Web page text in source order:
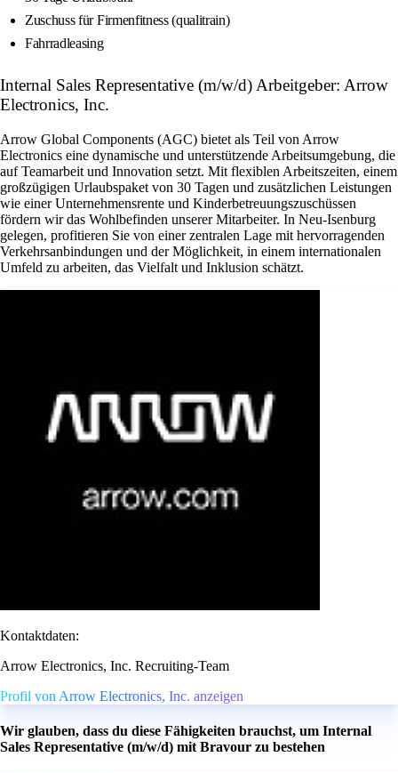
Zuschuss für Firmenfitness (qualitrain)
Fahrradleasing
Internal Sales Representative (m/w/d) Arbeitgeber: Arrow
Electronics, Inc.
Arrow Global Components (AGC) bietet als Teil von Arrow
Electronics eine dynamische und unterstützende Arbeitsumgebung, die
auf Teamarbeit und Innovation setzt. Mit flexiblen Arbeitszeiten, einem
großzügigen Urlaubspaket von 30 Tagen und zusätzlichen Leistungen
wie einer Unternehmensrente und Kinderbetreuungszuschüssen
fördern wir das Wohlbefinden unserer Mitarbeiter. In Neu-Isenburg
gelegen, profitieren Sie von einer zentralen Lage mit hervorragenden
Verkehrsanbindungen und der Möglichkeit, in einem internationalen
Umfeld zu arbeiten, das Vielfalt und Inklusion schätzt.
Kontaktdaten:
Arrow Electronics, Inc. Recruiting-Team
Profil von Arrow Electronics, Inc. anzeigen
Wir glauben, dass du diese Fähigkeiten brauchst, um Internal
Sales Representative (m/w/d) mit Bravour zu bestehen